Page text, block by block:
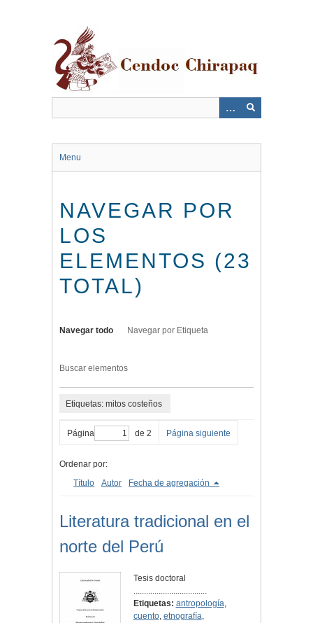
Menu
NAVEGAR POR
LOS
ELEMENTOS (23
TOTAL)
Navegar todo Navegar por Etiqueta
Buscar elementos
Etiquetas: mitos costeños
Página de 2 Página siguiente
Ordenar por:
Título
Autor Fecha de agregación
Literatura tradicional en el
norte del Perú
Tesis doctoral
...................................
Etiquetas: antropología,
cuento, etnografía,